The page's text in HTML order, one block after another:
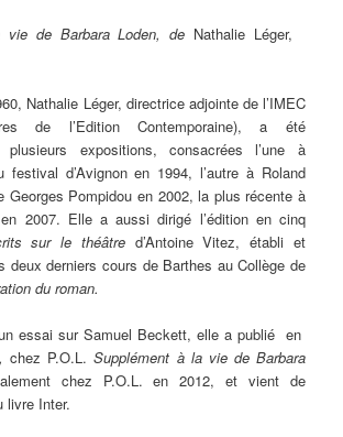
vie de Barbara Loden, de Nathalie Léger,
Léger, directrice adjointe de l’IMEC
de l’Edition Contemporaine), a été
expositions, consacrées l’une à
d’Avignon en 1994, l’autre à Roland
Georges Pompidou en 2002, la plus récente à
2007. Elle a aussi dirigé l’édition en cinq
sur le théâtre d’Antoine Vitez, établi et
deux derniers cours de Barthes au Collège de
du roman.
sur Samuel Beckett, elle a publié en
chez P.O.L.Supplément à la vie de Barbara
chez P.O.L. en 2012, et vient de
livre Inter.